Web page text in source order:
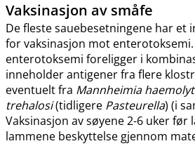
Vaksinasjon av småfe
De fleste sauebesetningene har et
for vaksinasjon mot
enterotoksemi foreligger i
inneholder antigener fra flere
eventuelt fra Mannheimia
trehalosi(tidligere Pasteurella) (i
Vaksinasjon av søyene 2-6 uker før
lammene beskyttelse gjennom